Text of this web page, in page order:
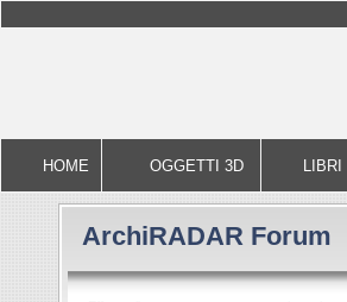
HOME OGGETTI 3D LIBRI
ArchiRADAR Forum